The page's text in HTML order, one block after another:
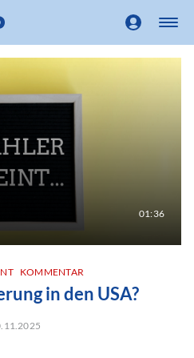
01:36
KOMMENTAR
in den USA?